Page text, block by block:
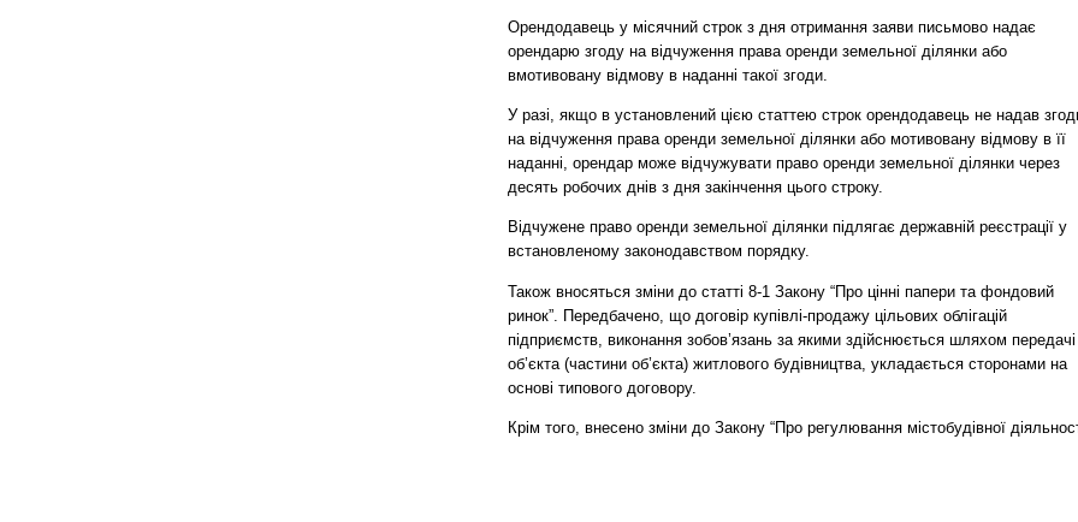
Орендодавець у місячний строк з дня отримання заяви письмово надає
орендарю згоду на відчуження права оренди земельної ділянки або
вмотивовану відмову в наданні такої згоди.
У разі, якщо в установлений цією статтею строк орендодавець не надав
на відчуження права оренди земельної ділянки або мотивовану відмову в її
наданні, орендар може відчужувати право оренди земельної ділянки через
десять робочих днів з дня закінчення цього строку.
Відчужене право оренди земельної ділянки підлягає державній реєстрації у
встановленому законодавством порядку.
Також вносяться зміни до статті 8-1 Закону “Про цінні папери та фондовий
ринок”. Передбачено, що договір купівлі-продажу цільових облігацій
підприємств, виконання зобов’язань за якими здійснюється шляхом передачі
об’єкта (частини об’єкта) житлового будівництва, укладається сторонами на
основі типового договору.
Крім того, внесено зміни до Закону “Про регулювання містобудівної